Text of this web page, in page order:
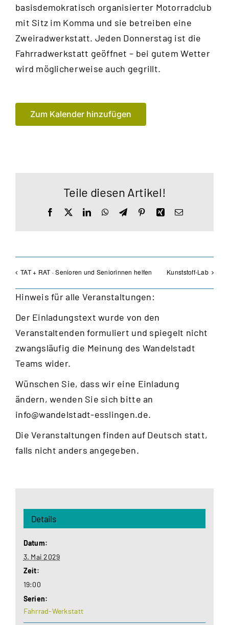
basisdemokratisch organisierter Motorradclub
mit Sitz im Komma und sie betreiben eine
Zweiradwerkstatt. Jeden Donnerstag ist die
Fahrradwerkstatt geöffnet – bei gutem Wetter
wird möglicherweise auch gegrillt.
Zum Kalender hinzufügen
Teile diesen Artikel!
Facebook LinkedInWhatsApp
TelegramPinterestXingE-
TAT + RAT · Senioren und Seniorinnen helfen Kunststoff-Lab
Hinweis für alle Veranstaltungen:
Der Einladungstext wurde von den
Veranstaltenden formuliert und spiegelt nicht
zwangsläufig die Meinung des Wandelstadt
Teams wider.
Wünschen Sie, dass wir eine Einladung
ändern, wenden Sie sich bitte an
info@wandelstadt-esslingen.de.
Die Veranstaltungen finden auf Deutsch statt,
falls nicht anders angegeben.
Details
Datum:
3. Mai 2029
Zeit:
19:00
Serien:
Fahrrad-Werkstatt